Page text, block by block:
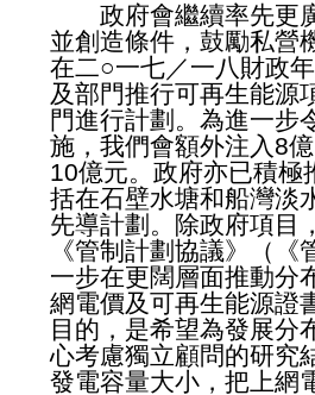
政府會繼續率先更廣
並創造條件，鼓勵私營
在二○一七／一八財政
及部門推行可再生能源
門進行計劃。為進一步
施，我們會額外注入8
10億元。政府亦已積極
括在石壁水塘和船灣淡
先導計劃。除政府項目
《管制計劃協議》（
一步在更闊層面推動分
網電價及可再生能源證
目的，是希望為發展分
心考慮獨立顧問的研究
發電容量大小，把上網